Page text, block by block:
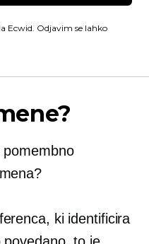
Ecwid. Odjavim se lahko
pomembno
ki identificira